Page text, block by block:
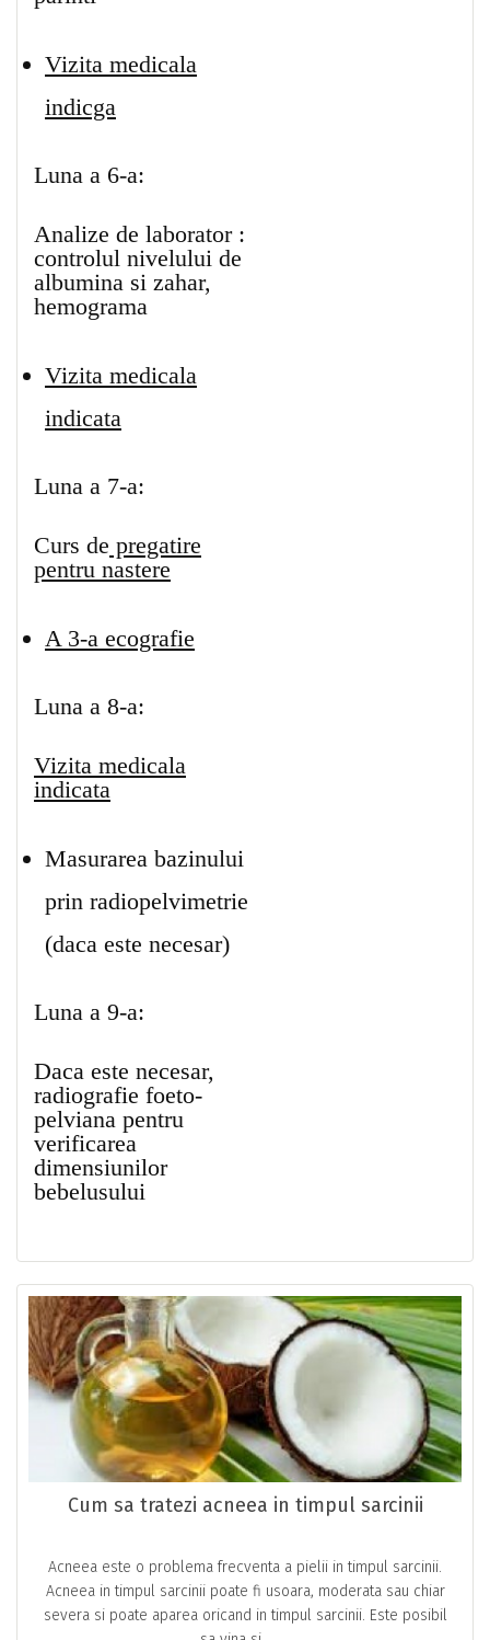
Vizita medicala
indicga
Luna a 6-a:
Analize de laborator :
controlul nivelului de
albumina si zahar,
hemograma
Vizita medicala
indicata
Luna a 7-a:
Curs de pregatire
pentru nastere
A 3-a ecografie
Luna a 8-a:
Vizita medicala
indicata
Masurarea bazinului
prin radiopelvimetrie
(daca este necesar)
Luna a 9-a:
Daca este necesar,
radiografie foeto-
pelviana pentru
verificarea
dimensiunilor
bebelusului
Cum sa tratezi acneea in timpul sarcinii
Acneea este o problema frecventa a pielii in timpul sarcinii.
Acneea in timpul sarcinii poate fi usoara, moderata sau chiar
severa si poate aparea oricand in timpul sarcinii. Este posibil